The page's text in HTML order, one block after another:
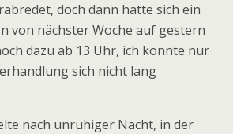
doch dann hatte sich ein
von nächster Woche auf gestern
dazu ab 13 Uhr, ich konnte nur
sich nicht lang
nach unruhiger Nacht, in der